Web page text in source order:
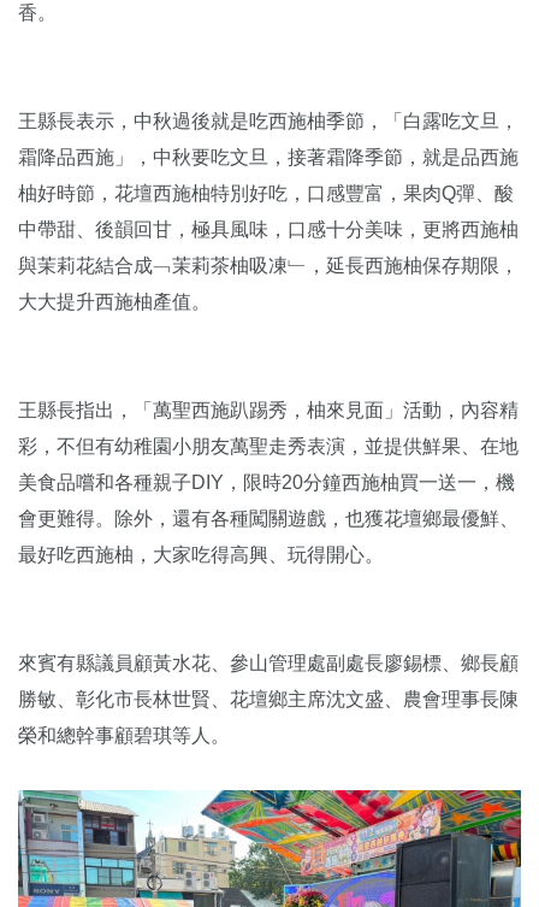
香。
王縣長表示，中秋過後就是吃西施柚季節，「白露吃文旦，
霜降品西施」，中秋要吃文旦，接著霜降季節，就是品西施
柚好時節，花壇西施柚特別好吃，口感豐富，果肉Q彈、酸
中帶甜、後韻回甘，極具風味，口感十分美味，更將西施柚
與茉莉花結合成﹁茉莉茶柚吸凍﹂，延長西施柚保存期限，
大大提升西施柚產值。
王縣長指出，「萬聖西施趴踢秀，柚來見面」活動，內容精
彩，不但有幼稚園小朋友萬聖走秀表演，並提供鮮果、在地
美食品嚐和各種親子DIY，限時20分鐘西施柚買一送一，機
會更難得。除外，還有各種闖關遊戲，也獲花壇鄉最優鮮、
最好吃西施柚，大家吃得高興、玩得開心。
來賓有縣議員顧黃水花、參山管理處副處長廖錫標、鄉長顧
勝敏、彰化市長林世賢、花壇鄉主席沈文盛、農會理事長陳
榮和總幹事顧碧琪等人。